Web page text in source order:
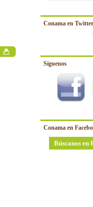
Conama en Twitter
Síguenos
Conama en
Búscanos en